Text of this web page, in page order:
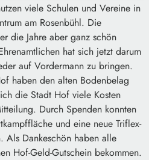
viele Schulen und Vereine in
am Rosenbühl. Die
die Jahre aber ganz schön
hat sich jetzt darum
auf Vordermann zu bringen.
haben den alten Bodenbelag
die Stadt Hof viele Kosten
Durch Spenden konnten
und eine neue Triflex-
Als Dankeschön haben alle
Hof-Geld-Gutschein bekommen.